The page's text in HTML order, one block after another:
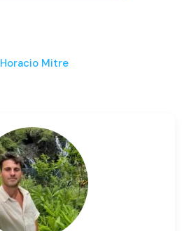
Horacio Mitre